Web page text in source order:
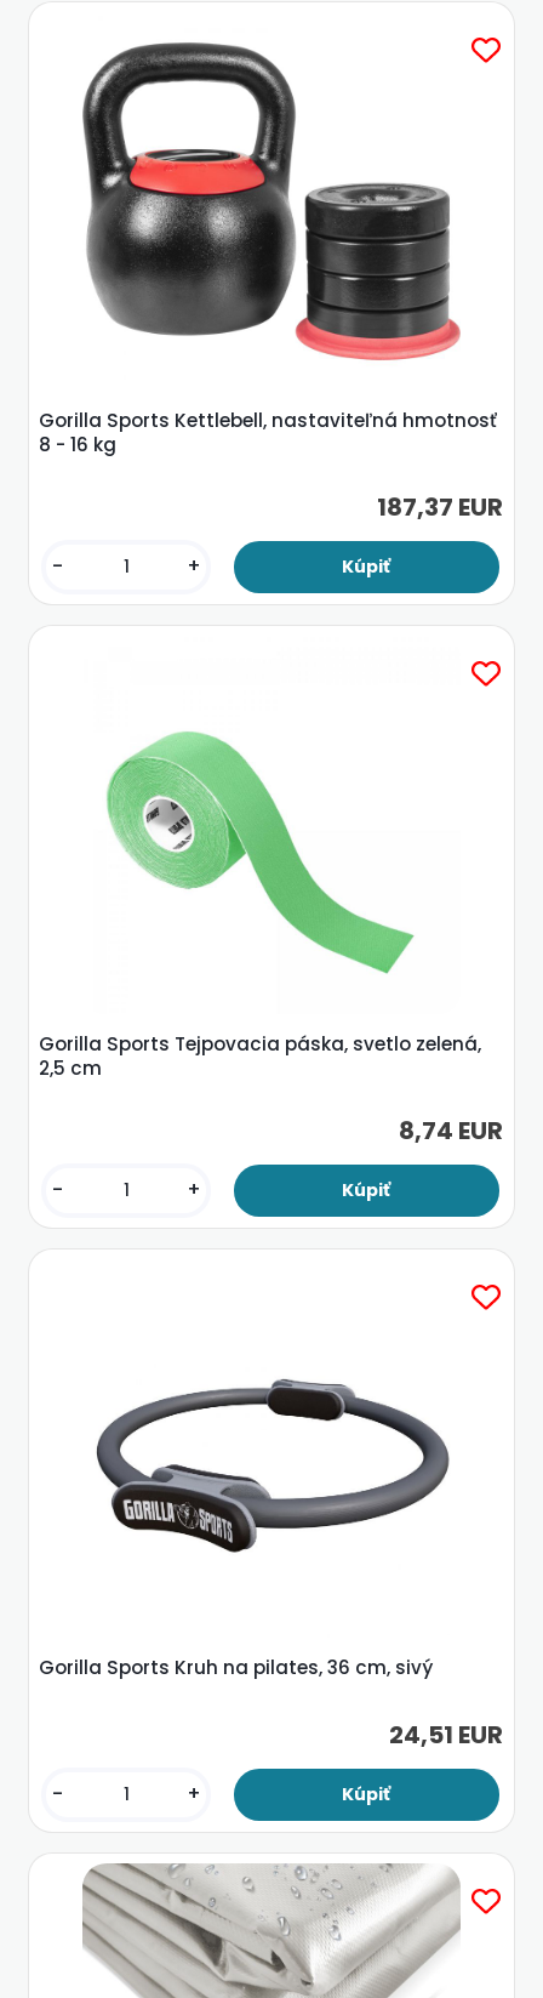
Gorilla Sports Kettlebell, nastaviteľná hmotnosť
8 - 16 kg
187,37 EUR
- +
Gorilla Sports Tejpovacia páska, svetlo zelená,
2,5 cm
8,74 EUR
- +
Gorilla Sports Kruh na pilates, 36 cm, sivý
24,51 EUR
- +